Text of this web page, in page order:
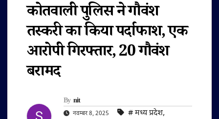
कोतवाली पुलिस ने गौवंश
तस्करी का किया पर्दाफाश, एक
आरोपी गिरफ्तार, 20 गौवंश
बरामद
By nit
नवम्बर 8, 2025 #‌ मध्य प्रदेश,